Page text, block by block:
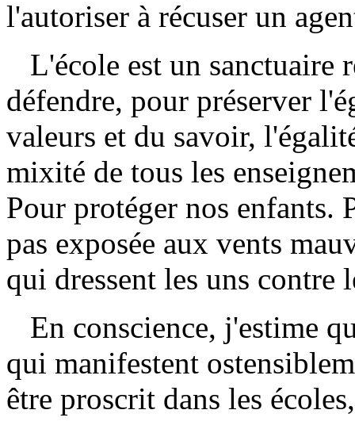
l'autoriser à récuser un
L'école est un sanctuaire
défendre, pour préserver
valeurs et du savoir,
mixité de tous les
Pour protéger nos enfants.
pas exposée aux vents
qui dressent les uns contre
En conscience, j'estime
qui manifestent
être proscrit dans les